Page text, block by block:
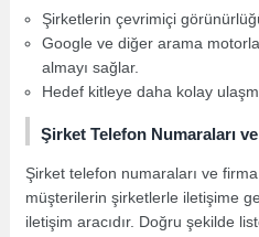
Şirketlerin çevrimiçi
Google ve diğer arama
almayı sağlar.
Hedef kitleye daha kolay
Şirket Telefon Numaraları
Şirket telefon numaraları ve
müşterilerin şirketlerle iletişime
iletişim aracıdır. Doğru şekilde